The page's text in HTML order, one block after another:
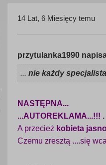
14 Lat, 6 Miesięcy temu
przytulanka1990
... nie każdy
NASTĘPNA...
...AUTOREKLAMA...!!! .
A przecież kobieta
Czemu zresztą ....się